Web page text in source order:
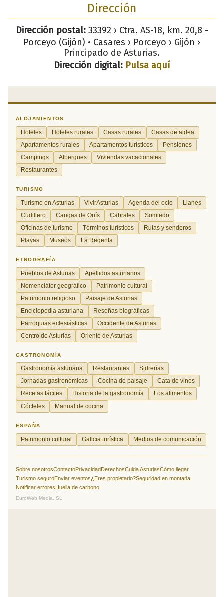
Dirección
Dirección postal:33392 › Ctra. AS-18, km. 20,8 -
Porceyo (Gijón) • Casares › Porceyo › Gijón ›
Principado de Asturias.
Dirección digital: Pulsa aquí